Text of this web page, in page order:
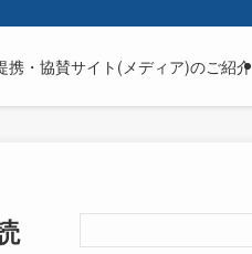
携・協賛サイト(メディア)のご紹介